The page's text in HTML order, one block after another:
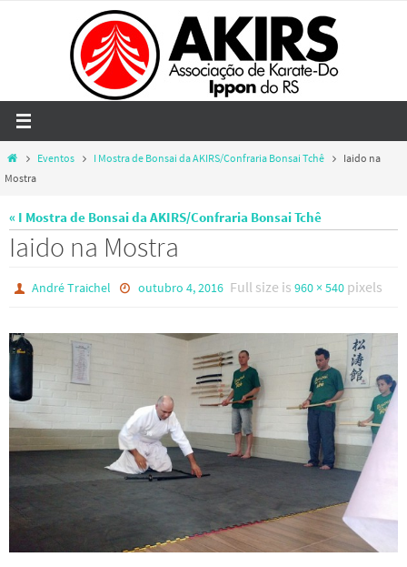
HomeEventos I Mostra de Bonsai da AKIRS/Confraria Bonsai Tchê
Iaido na
Mostra
« I Mostra de Bonsai da AKIRS/Confraria Bonsai Tchê
Iaido na Mostra
André Traichel outubro 4, 2016 Full size is 960 × 540pixels